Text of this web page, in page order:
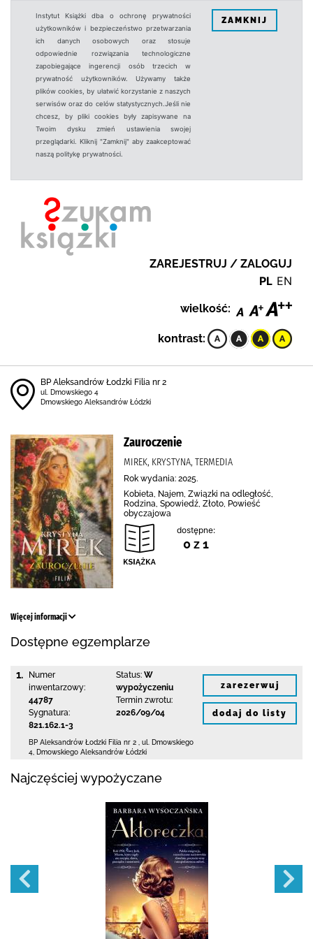
Instytut Książki dba o ochronę prywatności
użytkowników i bezpieczeństwo przetwarzania
ich danych osobowych oraz stosuje
odpowiednie rozwiązania technologiczne
zapobiegające ingerencji osób trzecich w
prywatność użytkowników. Używamy także
plików cookies, by ułatwić korzystanie z naszych
serwisów oraz do celów statystycznych.Jeśli nie
chcesz, by pliki cookies były zapisywane na
Twoim dysku zmień ustawienia swojej
przeglądarki. Kliknij "Zamknij" aby zaakceptować
naszą politykę prywatności.
ZAMKNIJ
ZAREJESTRUJ / ZALOGUJ
PL EN
wielkość:
kontrast:
BP Aleksandrów Łodzki Filia nr 2
ul. Dmowskiego 4
Dmowskiego Aleksandrów Łódzki
Zauroczenie
MIREK, KRYSTYNA, TERMEDIA
Rok wydania: 2025.
Kobieta, Najem, Związki na odległość,
Rodzina, Spowiedź, Złoto, Powieść
obyczajowa
dostępne:
0 z 1
Więcej informacji
Dostępne egzemplarze
1.
Numer
inwentarzowy:
44787
Sygnatura:
821.162.1-3
Status: W
wypożyczeniu
Termin zwrotu:
2026/09/04
BP Aleksandrów Łodzki Filia nr 2
ul. Dmowskiego
4 Dmowskiego Aleksandrów Łódzki
zarezerwuj
dodaj do listy
Najczęściej wypożyczane